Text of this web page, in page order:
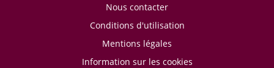
Nous contacter
Conditions d'utilisation
Mentions légales
Information sur les cookies